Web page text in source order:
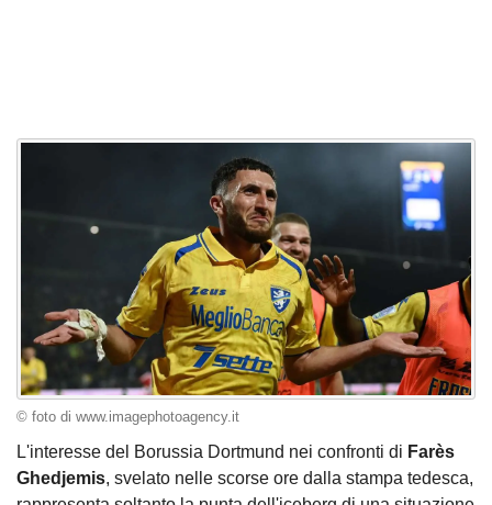
© foto di www.imagephotoagency.it
L'interesse del Borussia Dortmund nei confronti di Farès
Ghedjemis, svelato nelle scorse ore dalla stampa tedesca,